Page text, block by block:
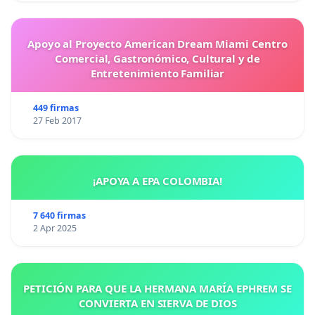
Apoyo al Proyecto American Dream Miami Centro
Comercial, Gastronómico, Cultural y de
Entretenimiento Familiar
449 firmas
27 Feb 2017
¡APOYA A EPA COLOMBIA!
7 640 firmas
2 Apr 2025
PETICIÓN PARA QUE LA HERMANA MARÍA EPHREM SE
CONVIERTA EN SIERVA DE DIOS